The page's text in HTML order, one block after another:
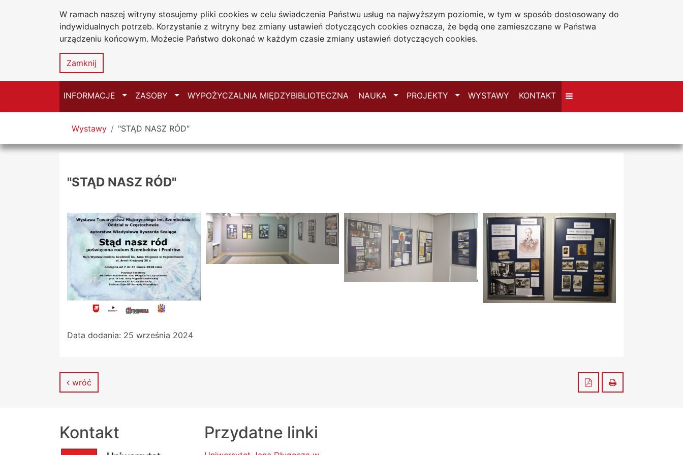
W ramach naszej witryny stosujemy pliki cookies w celu świadczenia Państwu usług na najwyższym poziomie, w tym w sposób dostosowany do
indywidualnych potrzeb. Korzystanie z witryny bez zmiany ustawień dotyczących cookies oznacza, że będą one zamieszczane w Państwa
urządzeniu końcowym. Możecie Państwo dokonać w każdym czasie zmiany ustawień dotyczących cookies.
Zamknij
Przejdź do głównego menu
Przejdź do treści
Przejdź do wyszukiwarki
Przejdź do mapy serwisuBiblioteka Uniwersytecka
Uniwersytetu Jana Długosza
w Częstochowie
Deklaracja dostępności
Mapa serwisu
INFORMACJE Przełącz
ZASOBY Przełącz
WYPOŻYCZALNIA MIĘDZYBIBLIOTECZNA NAUKA Przełącz
PROJEKTY Przełącz
WYSTAWY KONTAKT
Tutaj jesteś
Wystawy "STĄD NASZ RÓD"
"STĄD NASZ RÓD"
Data dodania: 25 września 2024
wróć Zapisz do PDF
Drukuj
Kontakt Przydatne linki